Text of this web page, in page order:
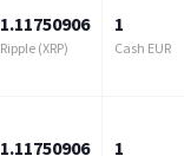
1.11750906
Ripple (XRP)
1
Cash EUR
1.11750906 1